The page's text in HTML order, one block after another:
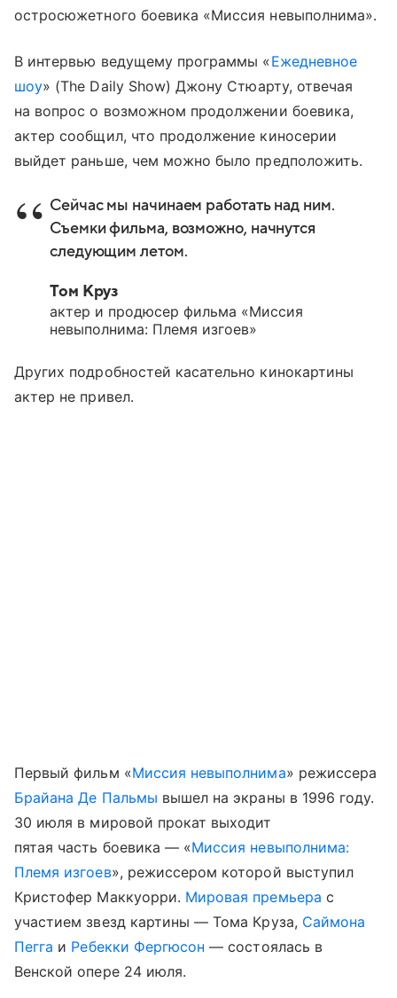
остросюжетного боевика «Миссия невыполнима».
В интервью ведущему программы «Ежедневное
шоу» (The Daily Show) Джону Стюарту, отвечая
на вопрос о возможном продолжении боевика,
актер сообщил, что продолжение киносерии
выйдет раньше, чем можно было предположить.
Сейчас мы начинаем работать над ним.
Съемки фильма, возможно, начнутся
следующим летом.
Том Круз
актер и продюсер фильма «Миссия
невыполнима: Племя изгоев»
Других подробностей касательно кинокартины
актер не привел.
Первый фильм «Миссия невыполнима» режиссера
Брайана Де Пальмы вышел на экраны в 1996 году.
30 июля в мировой прокат выходит
пятая часть боевика — «Миссия невыполнима:
Племя изгоев», режиссером которой выступил
Кристофер Маккуорри. Мировая премьера с
участием звезд картины — Тома Круза, Саймона
Пегга и Ребекки Фергюсон — состоялась в
Венской опере 24 июля.